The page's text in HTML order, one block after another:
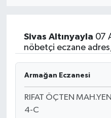
Sivas Altınyayla 07
nöbetçi eczane
Armağan Eczanesi
RIFAT ÖÇTEN
4-C
Sağlık
Magazin